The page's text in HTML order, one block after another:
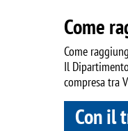
Come
Come
Il
compresa tra
Con il